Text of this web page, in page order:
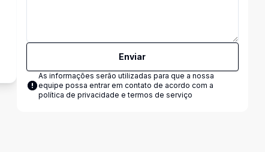
Enviar
As informações serão utilizadas para que a nossa
equipe possa entrar em contato de acordo com a
política de privacidade e termos de serviço